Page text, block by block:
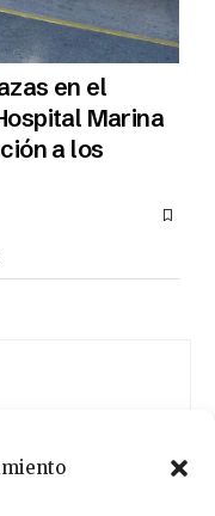
en el
Marina
a los
amplia gama de
y gustos de